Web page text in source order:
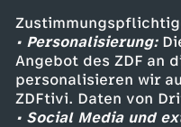
• Personalisierung:
Angebot des ZDF an
personalisieren wir
ZDFtivi. Daten von
• Social Media und